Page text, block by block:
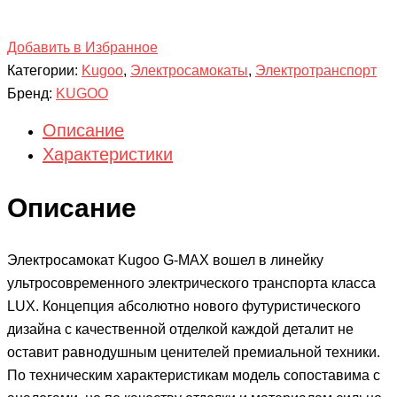
Добавить в Избранное
Категории: Kugoo, Электросамокаты, Электротранспорт
Бренд: KUGOO
Описание
Характеристики
Описание
Электросамокат Kugoo G-MAX вошел в линейку
ультросовременного электрического транспорта класса
LUX. Концепция абсолютно нового футуристического
дизайна с качественной отделкой каждой деталит не
оставит равнодушным ценителей премиальной техники.
По техническим характеристикам модель сопоставима с